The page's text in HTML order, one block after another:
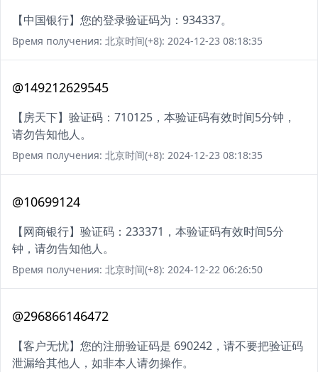
【中国银行】您的登录验证码为：934337。
Время получения: 北京时间(+8): 2024-12-23 08:18:35
@149212629545
【房天下】验证码：710125，本验证码有效时间5分钟，
请勿告知他人。
Время получения: 北京时间(+8): 2024-12-23 08:18:35
@10699124
【网商银行】验证码：233371，本验证码有效时间5分
钟，请勿告知他人。
Время получения: 北京时间(+8): 2024-12-22 06:26:50
@296866146472
【客户无忧】您的注册验证码是 690242，请不要把验证码
泄漏给其他人，如非本人请勿操作。